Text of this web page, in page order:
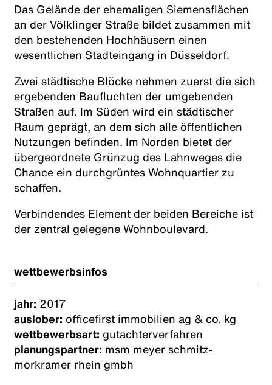
Das Gelände der ehemaligen Siemensflächen
an der Völklinger Straße bildet zusammen mit
den bestehenden Hochhäusern einen
wesentlichen Stadteingang in Düsseldorf.
Zwei städtische Blöcke nehmen zuerst die sich
ergebenden Baufluchten der umgebenden
Straßen auf. Im Süden wird ein städtischer
Raum geprägt, an dem sich alle öffentlichen
Nutzungen befinden. Im Norden bietet der
übergeordnete Grünzug des Lahnweges die
Chance ein durchgrüntes Wohnquartier zu
schaffen.
Verbindendes Element der beiden Bereiche ist
der zentral gelegene Wohnboulevard.
wettbewerbsinfos
jahr: 2017
auslober: officefirst immobilien ag & co. kg
wettbewerbsart: gutachterverfahren
planungspartner: msm meyer schmitz-
morkramer rhein gmbh